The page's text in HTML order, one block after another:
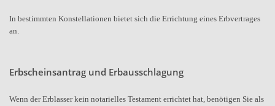
In bestimmten Konstellationen bietet sich die Errichtung eines Erbvertrages
an.
Erbscheinsantrag und Erbausschlagung
Wenn der Erblasser kein notarielles Testament errichtet hat, benötigen Sie als